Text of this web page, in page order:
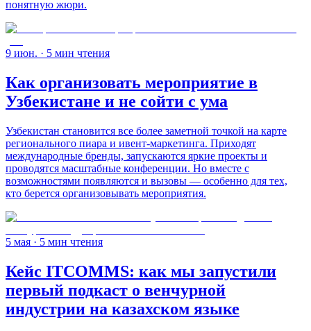
понятную жюри.
9 июн. · 5 мин чтения
Как организовать мероприятие в
Узбекистане и не сойти с ума
Узбекистан становится все более заметной точкой на карте
регионального пиара и ивент-маркетинга. Приходят
международные бренды, запускаются яркие проекты и
проводятся масштабные конференции. Но вместе с
возможностями появляются и вызовы — особенно для тех,
кто берется организовывать мероприятия.
5 мая · 5 мин чтения
Кейс ITCOMMS: как мы запустили
первый подкаст о венчурной
индустрии на казахском языке